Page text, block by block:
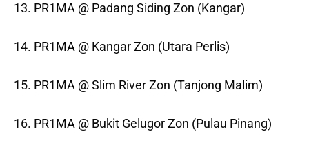
13. PR1MA @ Padang Siding Zon (Kangar)
14. PR1MA @ Kangar Zon (Utara Perlis)
15. PR1MA @ Slim River Zon (Tanjong Malim)
16. PR1MA @ Bukit Gelugor Zon (Pulau Pinang)